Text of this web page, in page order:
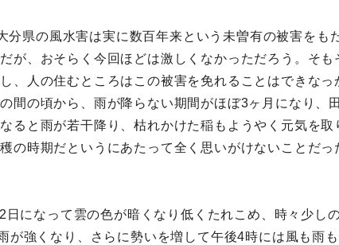
県の風水害は実に数百年来という未曽有の被害をも
が、おそらく今回ほどは激しくなかっただろう。そ
、人の住むところはこの被害を免れることはできな
間の頃から、雨が降らない期間がほぼ3ヶ月になり、
ると雨が若干降り、枯れかけた稲もようやく元気を
の時期だというにあたって全く思いがけないことだ
になって雲の色が暗くなり低くたれこめ、時々少し
が強くなり、さらに勢いを増して午後4時には風も雨